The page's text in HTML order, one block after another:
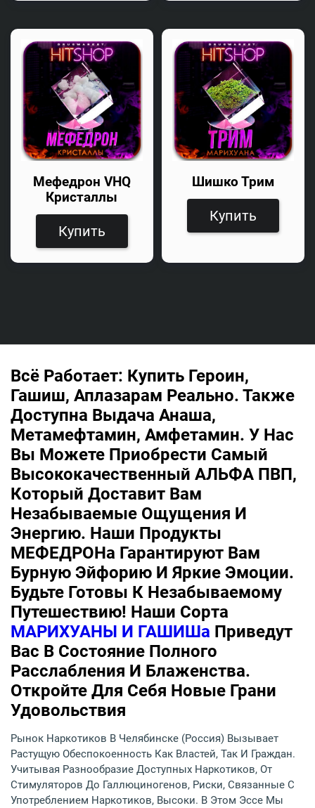
Мефедрон VHQ
Кристаллы
Купить
Шишко Трим
Купить
Всё Работает: Купить Героин,
Гашиш, Аплазарам Реально. Также
Доступна Выдача Анаша,
Метамефтамин, Амфетамин. У Нас
Вы Можете Приобрести Самый
Высококачественный АЛЬФА ПВП,
Который Доставит Вам
Незабываемые Ощущения И
Энергию. Наши Продукты
МЕФЕДРОНа Гарантируют Вам
Бурную Эйфорию И Яркие Эмоции.
Будьте Готовы К Незабываемому
Путешествию! Наши Сорта
МАРИХУАНЫ И ГАШИШа Приведут
Вас В Состояние Полного
Расслабления И Блаженства.
Откройте Для Себя Новые Грани
Удовольствия
Рынок Наркотиков В Челябинске (Россия) Вызывает
Растущую Обеспокоенность Как Властей, Так И Граждан.
Учитывая Разнообразие Доступных Наркотиков, От
Стимуляторов До Галлюциногенов, Риски, Связанные С
Употреблением Наркотиков, Высоки. В Этом Эссе Мы